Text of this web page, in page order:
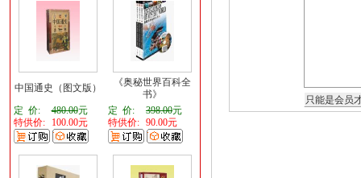
中国通史（图文版）
定 价:
480.00元
特供价:
100.00元
《奥秘世界百科全
书》
定 价:
398.00元
特供价: 90.00元